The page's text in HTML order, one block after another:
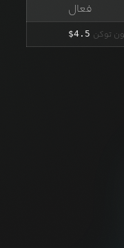
فعال
$4.5 توکن